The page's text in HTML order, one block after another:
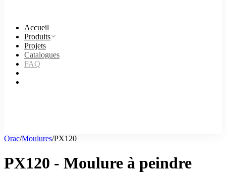
Accueil
Produits
Projets
Catalogues
FAQ
Orac/Moulures/PX120
PX120 - Moulure à peindre